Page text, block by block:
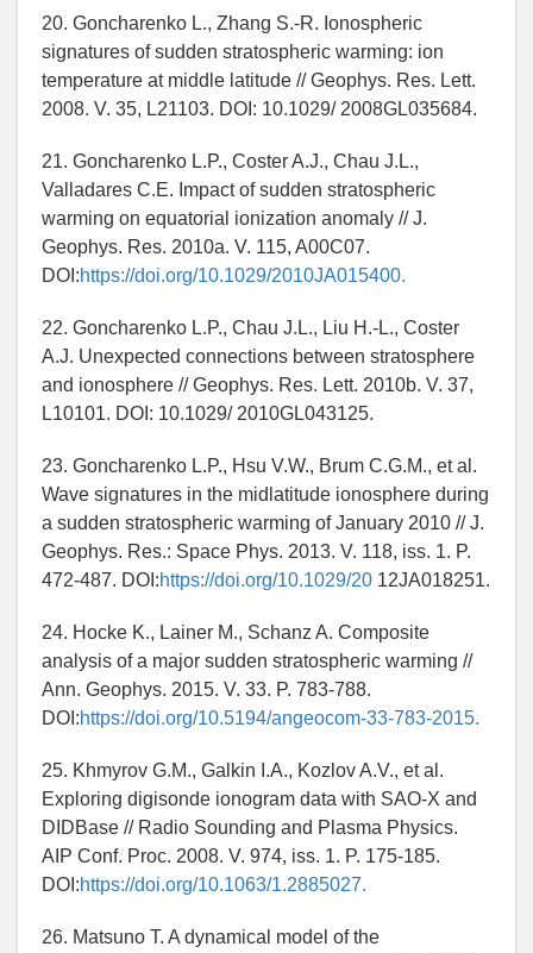
20. Goncharenko L., Zhang S.-R. Ionospheric
signatures of sudden stratospheric warming: ion
temperature at middle latitude // Geophys. Res. Lett.
2008. V. 35, L21103. DOI: 10.1029/ 2008GL035684.
21. Goncharenko L.P., Coster A.J., Chau J.L.,
Valladares C.E. Impact of sudden stratospheric
warming on equatorial ionization anomaly // J.
Geophys. Res. 2010а. V. 115, A00C07.
DOI:https://doi.org/10.1029/2010JA015400.
22. Goncharenko L.P., Chau J.L., Liu H.-L., Coster
A.J. Unexpected connections between stratosphere
and ionosphere // Geophys. Res. Lett. 2010b. V. 37,
L10101. DOI: 10.1029/ 2010GL043125.
23. Goncharenko L.P., Hsu V.W., Brum C.G.M., et al.
Wave signatures in the midlatitude ionosphere during
a sudden stratospheric warming of January 2010 // J.
Geophys. Res.: Space Phys. 2013. V. 118, iss. 1. P.
472-487. DOI:https://doi.org/10.1029/20 12JA018251.
24. Hocke K., Lainer M., Schanz A. Composite
analysis of a major sudden stratospheric warming //
Ann. Geophys. 2015. V. 33. P. 783-788.
DOI:https://doi.org/10.5194/angeocom-33-783-2015.
25. Khmyrov G.M., Galkin I.A., Kozlov A.V., et al.
Exploring digisonde ionogram data with SAO-X and
DIDBase // Radio Sounding and Plasma Physics.
AIP Conf. Proc. 2008. V. 974, iss. 1. P. 175-185.
DOI:https://doi.org/10.1063/1.2885027.
26. Matsuno T. A dynamical model of the